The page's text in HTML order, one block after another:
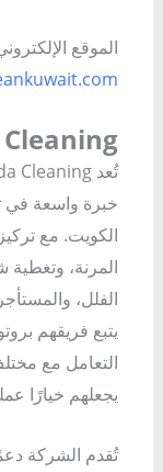
الموقع الإلكتروني:
خبرة واسعة في
الكويت. مع
المرنة،
الفلل،
يتبع فريقهم
التعامل مع
يجعلهم خيارًا
تُقدم الشركة دعمًا